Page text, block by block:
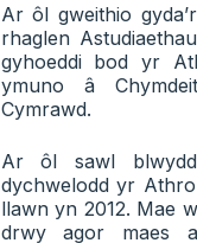
Ar ôl gweithio
rhaglen
gyhoeddi bod yr
ymuno â
Cymrawd.
Ar ôl sawl
dychwelodd yr
llawn yn 2012. Mae
drwy agor maes